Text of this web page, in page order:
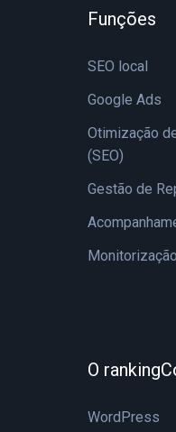
Funções
SEO local
Google Ads
Otimização
(SEO)
Gestão de
O
WordPress